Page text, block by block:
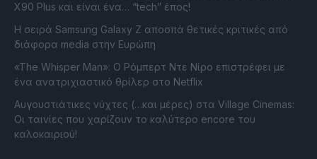
X90 Plus και είναι ένα… “tech” έπος!
Η σειρά Samsung Galaxy Z αποσπά θετικές κριτικές από
διάφορα media στην Ευρώπη
«The Whisper Man»: Ο Ρόμπερτ Ντε Νίρο επιστρέφει με
ένα ανατριχιαστικό θρίλερ στο Netflix
Αυγουστιάτικες νύχτες (…και μέρες) στα Village Cinemas:
Οι ταινίες που χαρίζουν το καλύτερο encore του
καλοκαιριού!